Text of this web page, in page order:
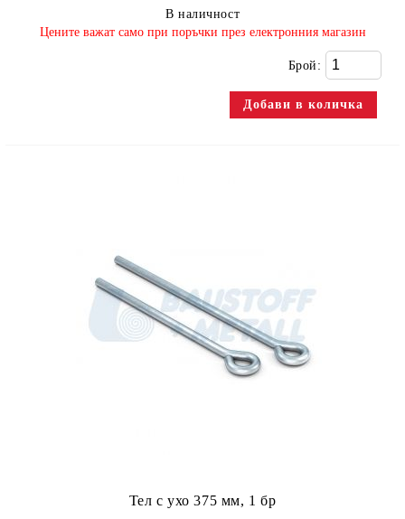
В наличност
​Цените важат само при поръчки през електронния магазин
Брой:
Тел с ухо 375 мм, 1 бр